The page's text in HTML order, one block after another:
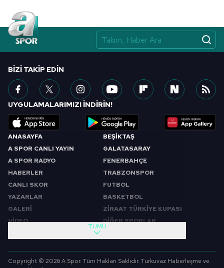
almak için lütfen
ANASAYFA
A SPOR CANLI YAYIN
A SPOR RADYO
HABERLER
CANLI SKOR
YAZARLAR
GALERİ
VİDEO
BEŞİKTAŞ
GALATASARAY
FENERBAHÇE
TRABZONSPOR
FUTBOL
BASKETBOL
ZİRAAT TÜRKİYE KUPASI
DİĞER SPORLAR
SABAH SPORU
FUTBOL
TÜMÜ
BIZI TAKIP EDIN
UYGULAMALARIMIZI İNDİRİN!
Copyright © 2026 A Spor. Tüm Hakları Saklıdır. Turkuvaz Haberleşme ve